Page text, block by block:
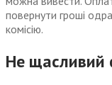
повернути гроші
комісію.
Не щасливий